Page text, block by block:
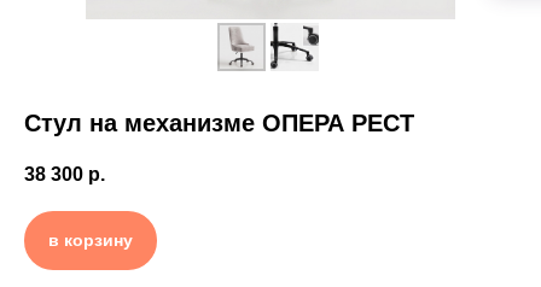
Стул на механизме ОПЕРА РЕСТ
38 300 р.
в корзину